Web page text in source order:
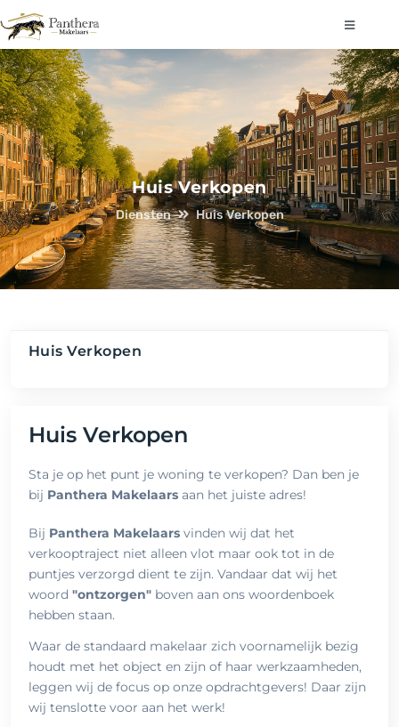
Huis Verkopen
Diensten Huis Verkopen
Huis Verkopen
Huis Verkopen
Sta je op het punt je woning te verkopen? Dan ben je
bij Panthera Makelaars aan het juiste adres!
Bij Panthera Makelaars vinden wij dat het
verkooptraject niet alleen vlot maar ook tot in de
puntjes verzorgd dient te zijn. Vandaar dat wij het
woord "ontzorgen" boven aan ons woordenboek
hebben staan.
Waar de standaard makelaar zich voornamelijk bezig
houdt met het object en zijn of haar werkzaamheden,
leggen wij de focus op onze opdrachtgevers! Daar zijn
wij tenslotte voor aan het werk!